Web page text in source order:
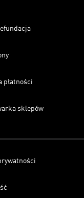
płatności
sklepów